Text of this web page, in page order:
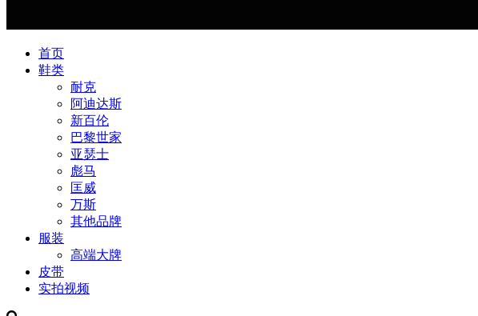
首页
鞋类
耐克
阿迪达斯
新百伦
巴黎世家
亚瑟士
彪马
匡威
万斯
其他品牌
服装
高端大牌
皮带
实拍视频